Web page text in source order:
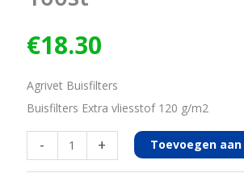
€18.30
Agrivet Buisfilters
Buisfilters Extra vliesstof 120 g/m2
-
Buisfilters
Extra
+ Toevoegen